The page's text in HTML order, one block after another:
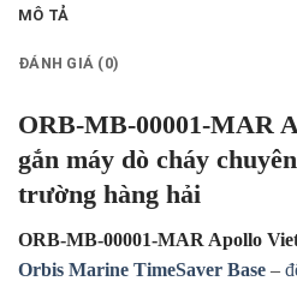
MÔ TẢ
ĐÁNH GIÁ (0)
ORB-MB-00001-MAR
gắn máy dò cháy
trường hàng hải
ORB-MB-00001-MAR Apollo
Orbis Marine TimeSaver Base –